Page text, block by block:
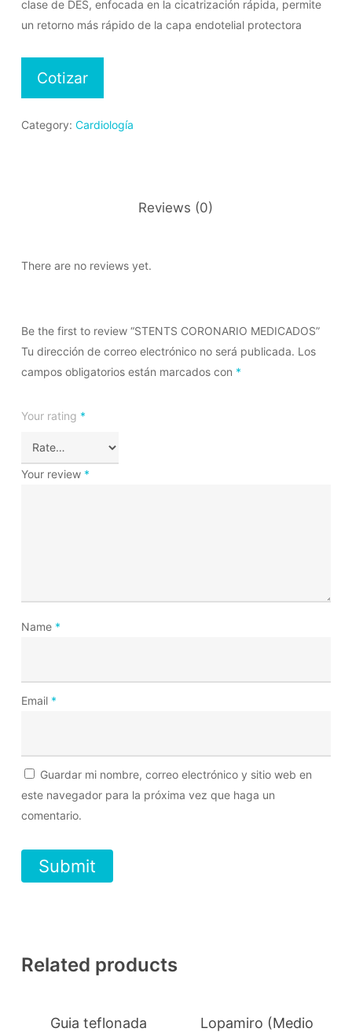
clase de DES, enfocada en la cicatrización rápida, permite
un retorno más rápido de la capa endotelial protectora
Cotizar
Category: Cardiología
Reviews (0)
There are no reviews yet.
Be the first to review “STENTS CORONARIO MEDICADOS”
Tu dirección de correo electrónico no será publicada. Los
campos obligatorios están marcados con *
Your rating *
Your review *
Name *
Email *
Guardar mi nombre, correo electrónico y sitio web en
este navegador para la próxima vez que haga un
comentario.
Related products
Guia teflonada
Lopamiro (Medio